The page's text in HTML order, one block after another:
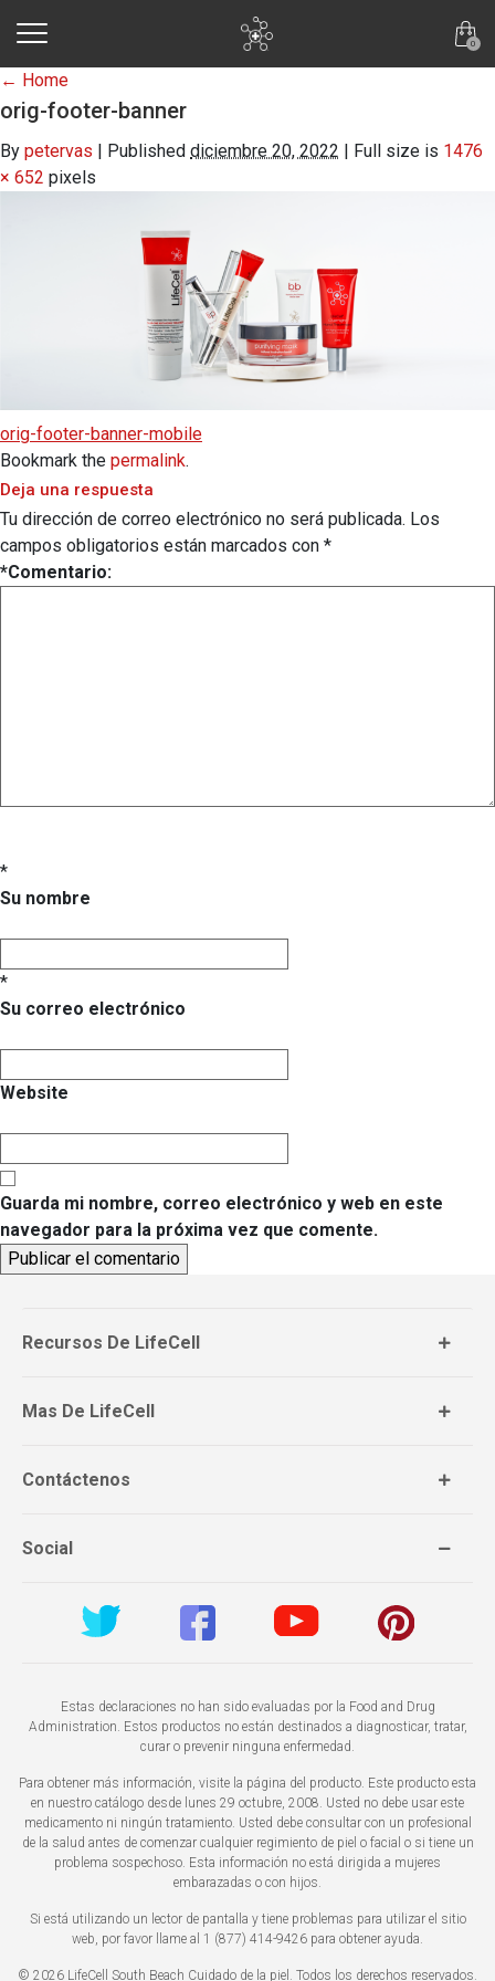
0
← Home
orig-footer-banner
By petervas | Published diciembre 20, 2022 | Full size is 1476
× 652 pixels
orig-footer-banner-mobile
Bookmark the permalink.
Deja una respuesta
Tu dirección de correo electrónico no será publicada. Los
campos obligatorios están marcados con *
*Comentario:
*
Su nombre
*
Su correo electrónico
Website
Guarda mi nombre, correo electrónico y web en este
navegador para la próxima vez que comente.
Recursos De LifeCell
Mas De LifeCell
Contáctenos
Social
Estas declaraciones no han sido evaluadas por la Food and Drug
Administration. Estos productos no están destinados a diagnosticar, tratar,
curar o prevenir ninguna enfermedad.
Para obtener más información, visite la página del producto. Este producto esta
en nuestro catálogo desde lunes 29 octubre, 2008. Usted no debe usar este
medicamento ni ningún tratamiento. Usted debe consultar con un profesional
de la salud antes de comenzar cualquier regimiento de piel o facial o si tiene un
problema sospechoso. Esta información no está dirigida a mujeres
embarazadas o con hijos.
Si está utilizando un lector de pantalla y tiene problemas para utilizar el sitio
web, por favor llame al 1 (877) 414-9426 para obtener ayuda.
© 2026 LifeCell South Beach Cuidado de la piel. Todos los derechos reservados.